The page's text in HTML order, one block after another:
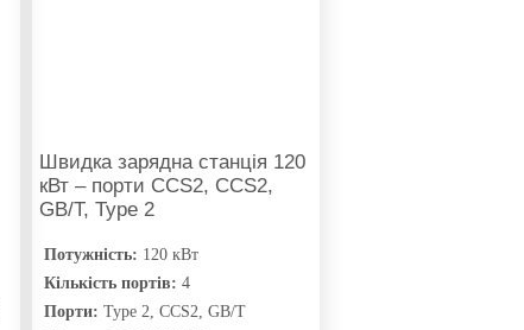
Швидка зарядна станція 120
кВт – порти CCS2, CCS2,
GB/T, Type 2
Потужність: 120 кВт
Кількість портів: 4
Порти: Type 2, CCS2, GB/T